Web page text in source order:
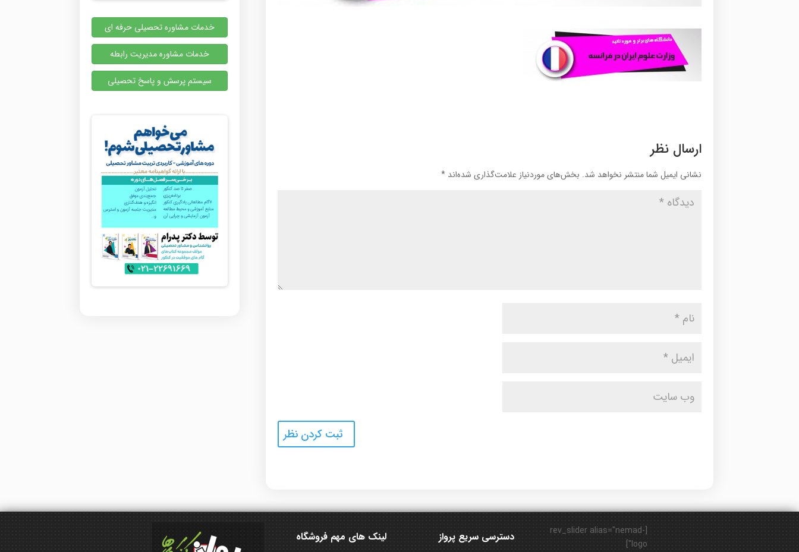
ارسال نظر
نشانی ایمیل شما منتشر نخواهد شد. بخش‌های موردنیاز علامت‌گذاری شده‌اند*
خدمات مشاوره تحصیلی حرفه ای
خدمات مشاوره مدیریت رابطه
سیستم پرسش و پاسخ تحصیلی
لینک های مهم فروشگاه دسترسی سریع پرواز
[rev_slider alias="nemad-
logo"]